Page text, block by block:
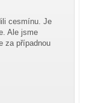
cesmínu. Je
Ale jsme
za případnou